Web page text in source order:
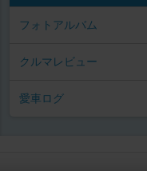
フォトアルバム
クルマレビュー
愛車ログ